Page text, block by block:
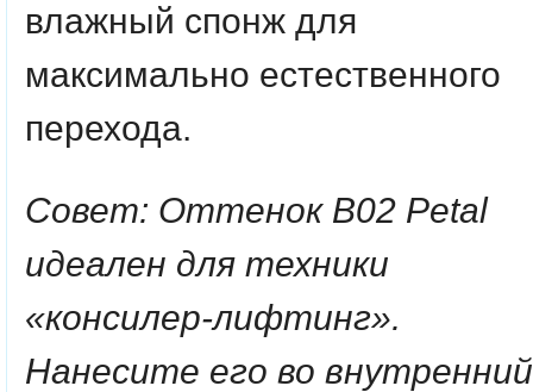
влажный спонж для
максимально естественного
перехода.
Совет: Оттенок B02 Petal
идеален для техники
«консилер-лифтинг».
Нанесите его во внутренний